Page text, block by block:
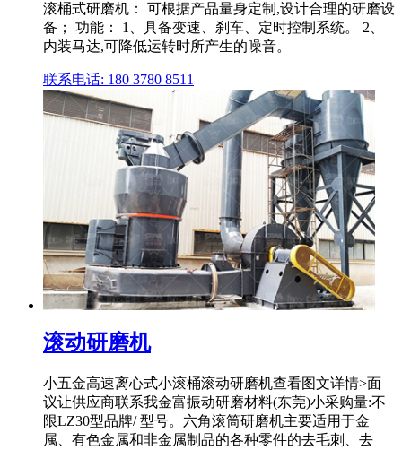
滚桶式研磨机： 可根据产品量身定制,设计合理的研磨设
备； 功能： 1、具备变速、刹车、定时控制系统。 2、
内装马达,可降低运转时所产生的噪音。
联系电话: 180 3780 8511
滚动研磨机
小五金高速离心式小滚桶滚动研磨机查看图文详情>面
议让供应商联系我金富振动研磨材料(东莞)小采购量:不
限LZ30型品牌/ 型号。六角滚筒研磨机主要适用于金
属、有色金属和非金属制品的各种零件的去毛刺、去